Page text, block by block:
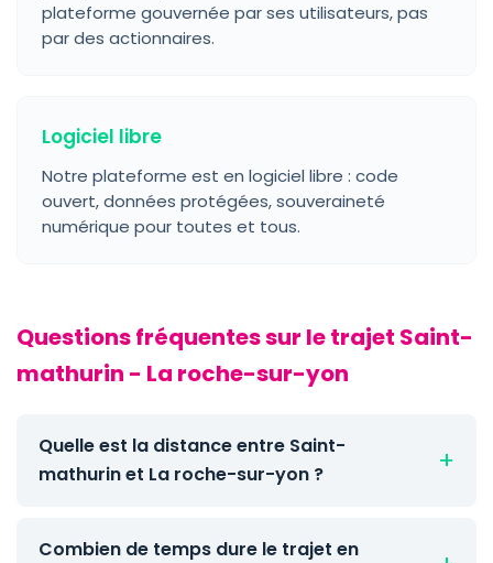
plateforme gouvernée par ses utilisateurs, pas
par des actionnaires.
Logiciel libre
Notre plateforme est en logiciel libre : code
ouvert, données protégées, souveraineté
numérique pour toutes et tous.
Questions fréquentes sur le trajet Saint-
mathurin - La roche-sur-yon
Quelle est la distance entre Saint-
mathurin et La roche-sur-yon ?
Combien de temps dure le trajet en